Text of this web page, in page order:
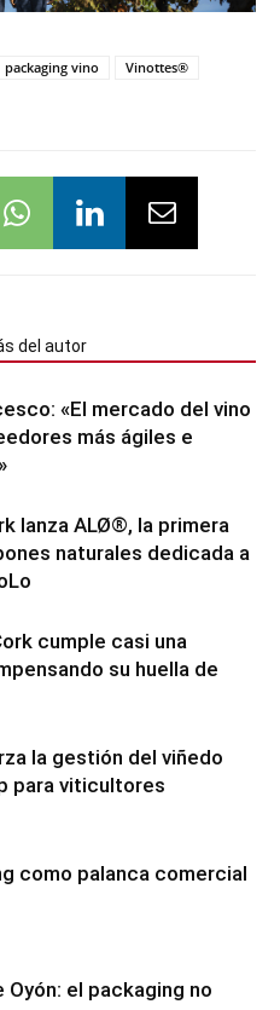
packaging vino
Vinottes®
del autor
«El mercado del vino
más ágiles e
lanza ALØ®, la primera
naturales dedicada a
cumple casi una
su huella de
la gestión del viñedo
para viticultores
como palanca comercial
Oyón: el packaging no